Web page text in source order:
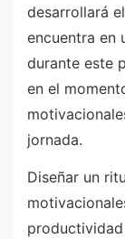
desarrollará
encuentra en
durante este
en el
jornada.
Diseñar un